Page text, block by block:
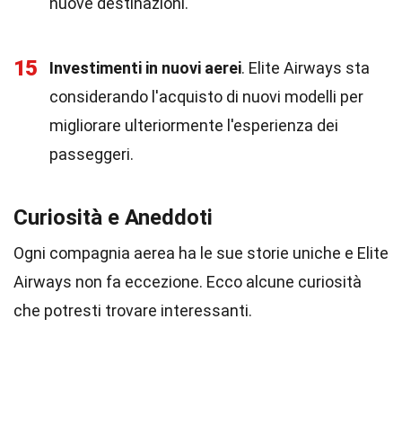
15 Investimenti in nuovi aerei. Elite Airways sta
considerando l'acquisto di nuovi modelli per
migliorare ulteriormente l'esperienza dei
passeggeri.
Curiosità e Aneddoti
Ogni compagnia aerea ha le sue storie uniche e Elite
Airways non fa eccezione. Ecco alcune curiosità
che potresti trovare interessanti.